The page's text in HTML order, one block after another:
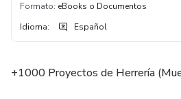
Formato: eBooks o Documentos
Idioma: Español
+1000 Proyectos de Herrería